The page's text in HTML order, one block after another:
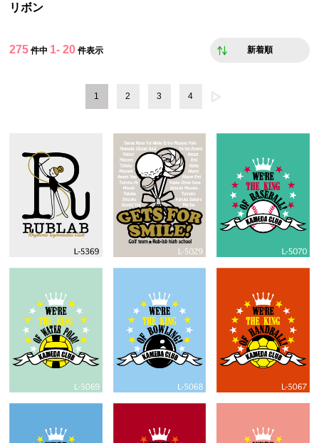
リボン
275 件中 1- 20 件表示 新着順
1 2 3 4